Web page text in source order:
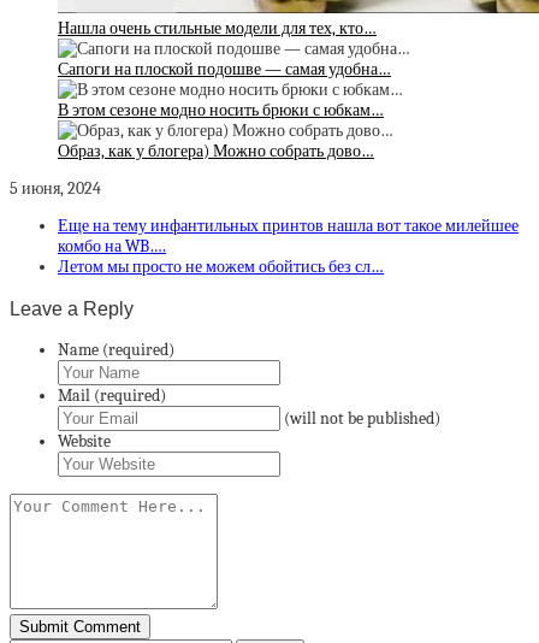
Нашла очень стильные модели для тех, кто…
Сапоги на плоской подошве — самая удобна…
В этом сезоне модно носить брюки с юбкам…
Образ, как у блогера) Можно собрать дово…
5 июня, 2024
Еще на тему инфантильных принтов нашла вот такое милейшее
комбо на WB….
Летом мы просто не можем обойтись без сл…
Leave a Reply
Name (required)
Mail (required)
(will not be published)
Website